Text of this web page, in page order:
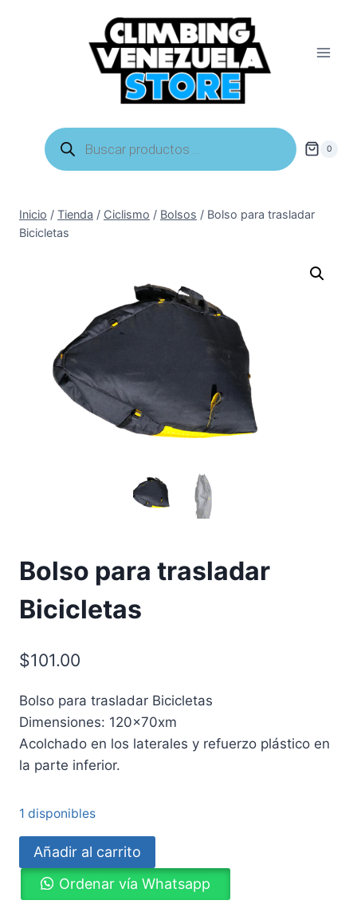
Búsqueda
de
productos
0
Inicio / Tienda / Ciclismo / Bolsos / Bolso para trasladar
Bicicletas
Bolso para trasladar
Bicicletas
$101.00
Bolso para trasladar Bicicletas
Dimensiones: 120x70xm
Acolchado en los laterales y refuerzo plástico en
la parte inferior.
1 disponibles
Bolso
para
trasladar
Añadir al carrito
Ordenar vía Whatsapp